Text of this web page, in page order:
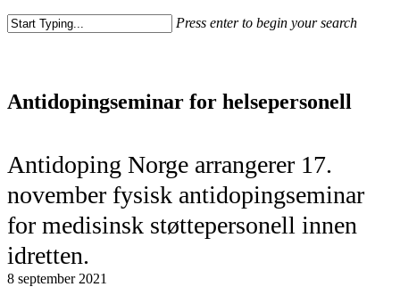
Press enter to begin your search
Antidopingseminar for helsepersonell
Antidoping Norge arrangerer 17.
november fysisk antidopingseminar
for medisinsk støttepersonell innen
idretten.
8 september 2021